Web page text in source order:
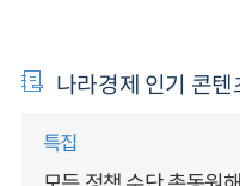
나라경제 인기 콘텐
특집